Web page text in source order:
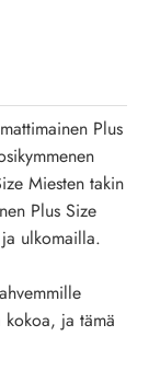
Plus
Miesten takin
Plus Size
ulkomailla.
ja tämä